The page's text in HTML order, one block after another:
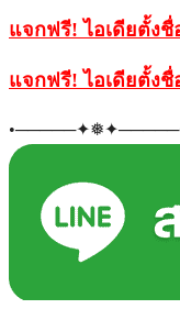
แจกฟรี! ไอเดียตั้ง
แจกฟรี! ไอเดียตั้ง